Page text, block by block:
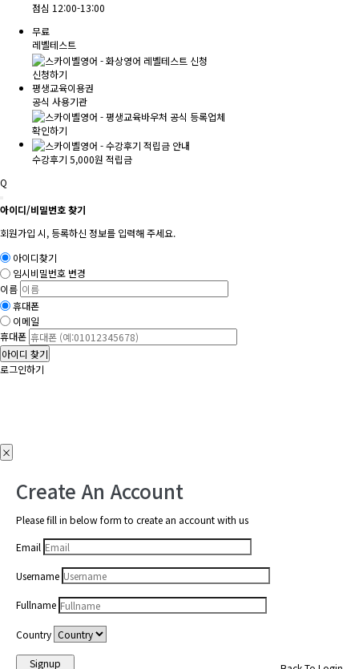
점심 12:00-13:00
무료
레벨테스트
신청하기
평생교육이용권
공식 사용기관
확인하기
수강후기 5,000원 적립금
Q
아이디/비밀번호 찾기
회원가입 시, 등록하신 정보를 입력해 주세요.
아이디찾기
임시비밀번호 변경
이름
휴대폰
이메일
휴대폰
아이디 찾기
로그인하기
×
Create An Account
Please fill in below form to create an account with us
Email
Username
Fullname
Country
Signup